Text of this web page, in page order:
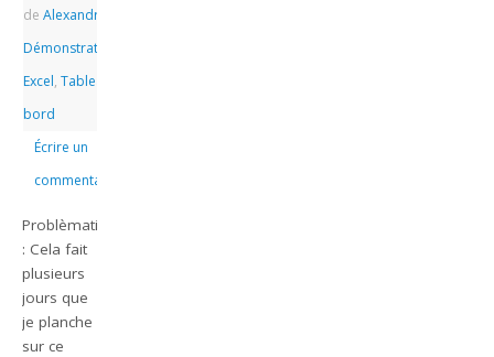
deAlexandre
Démonstrations
Excel,Tableau de
bord
Écrire un
commentaire
Problèmatique
: Cela fait
plusieurs
jours que
je planche
sur ce